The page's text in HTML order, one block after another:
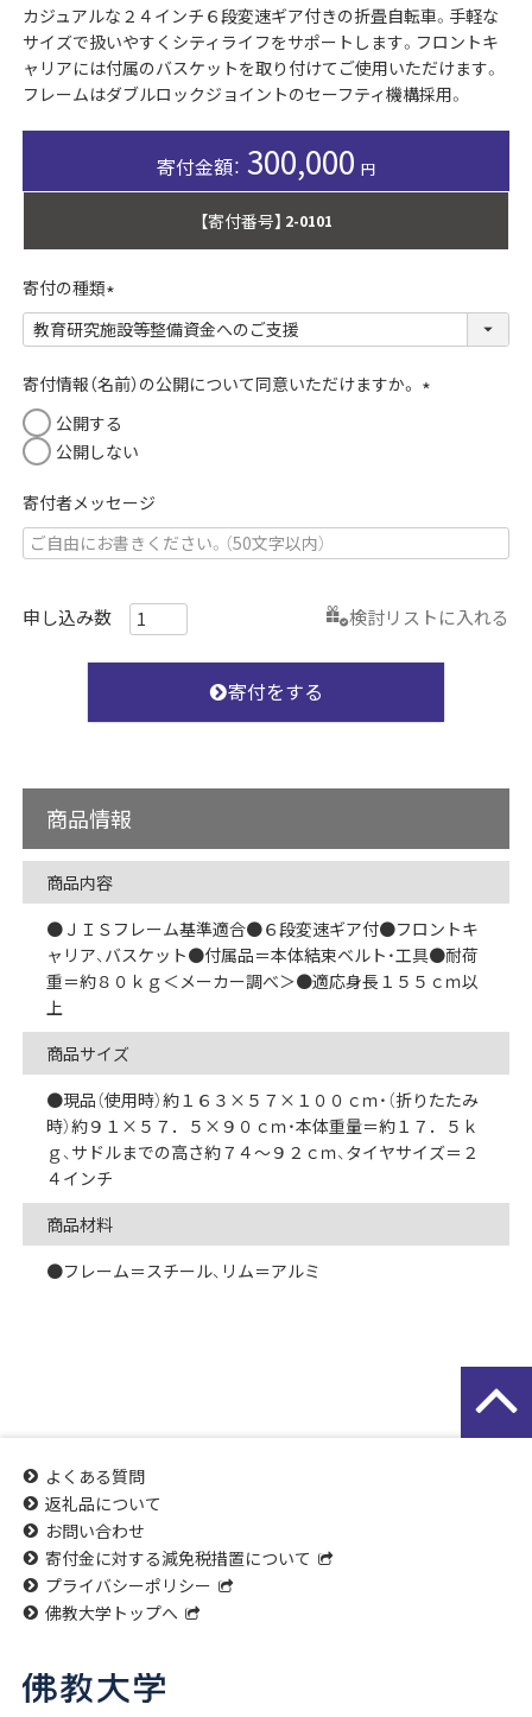
カジュアルな２４インチ６段変速ギア付きの折畳自転車。手軽な
サイズで扱いやすくシティライフをサポートします。フロントキ
ャリアには付属のバスケットを取り付けてご使用いただけます。
フレームはダブルロックジョイントのセーフティ機構採用。
300,000
【寄付番号】 2-0101
寄付の種類
(
必
須
)
寄付情報（名前）の公開について同意いただけますか。
公開する
公開しない
寄付者メッセージ
検討リストに入れる
寄付をする
商品情報
商品内容
●ＪＩＳフレーム基準適合●６段変速ギア付●フロントキ
ャリア、バスケット●付属品＝本体結束ベルト・工具●耐荷
重＝約８０ｋｇ＜メーカー調べ＞●適応身長１５５ｃｍ以
上
商品サイズ
●現品（使用時）約１６３×５７×１００ｃｍ・（折りたたみ
時）約９１×５７．５×９０ｃｍ・本体重量＝約１７．５ｋ
ｇ、サドルまでの高さ約７４～９２ｃｍ、タイヤサイズ＝２
４インチ
商品材料
●フレーム＝スチール、リム＝アルミ
よくある質問
返礼品について
お問い合わせ
寄付金に対する減免税措置について
プライバシーポリシー
佛教大学トップへ